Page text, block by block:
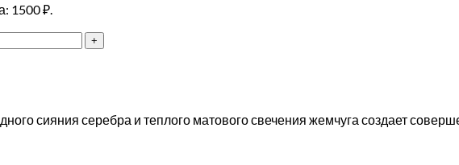
1500 ₽.
сияния серебра и теплого матового свечения жемчуга создает